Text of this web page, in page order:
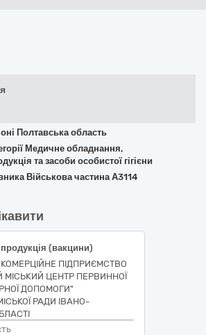
Полтавська область
Медичне обладнання,
та засоби особистої гігієни
Військова частина А3114
(вакцини)
ПІДПРИЄМСТВО
ЦЕНТР ПЕРВИННОЇ
ДОПОМОГИ"
РАДИ ІВАНО-